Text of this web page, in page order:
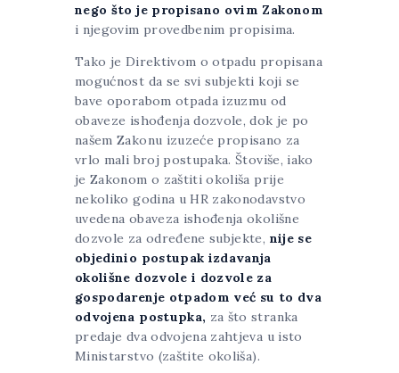
nego što je propisano ovim Zakonom
i njegovim provedbenim propisima.
Tako je Direktivom o otpadu propisana
mogućnost da se svi subjekti koji se
bave oporabom otpada izuzmu od
obaveze ishođenja dozvole, dok je po
našem Zakonu izuzeće propisano za
vrlo mali broj postupaka. Štoviše, iako
je Zakonom o zaštiti okoliša prije
nekoliko godina u HR zakonodavstvo
uvedena obaveza ishođenja okolišne
dozvole za određene subjekte, nije se
objedinio postupak izdavanja
okolišne dozvole i dozvole za
gospodarenje otpadom već su to dva
odvojena postupka, za što stranka
predaje dva odvojena zahtjeva u isto
Ministarstvo (zaštite okoliša).